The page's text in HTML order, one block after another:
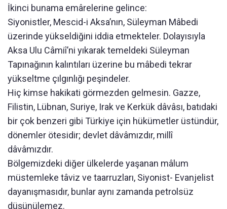
İkinci bunama emârelerine gelince:
Siyonistler, Mescid-i Aksa’nın, Süleyman Mâbedi
üzerinde yükseldiğini iddia etmekteler. Dolayısıyla
Aksa Ulu Câmiî’ni yıkarak temeldeki Süleyman
Tapınağının kalıntıları üzerine bu mâbedi tekrar
yükseltme çılgınlığı peşindeler.
Hiç kimse hakikati görmezden gelmesin. Gazze,
Filistin, Lübnan, Suriye, Irak ve Kerkük dâvâsı, batıdaki
bir çok benzeri gibi Türkiye için hükümetler üstündür,
dönemler ötesidir; devlet dâvâmızdır, millî
dâvâmızdır.
Bölgemizdeki diğer ülkelerde yaşanan mâlum
müstemleke tâviz ve taarruzları, Siyonist- Evanjelist
dayanışmasıdır, bunlar aynı zamanda petrolsüz
düşünülemez.